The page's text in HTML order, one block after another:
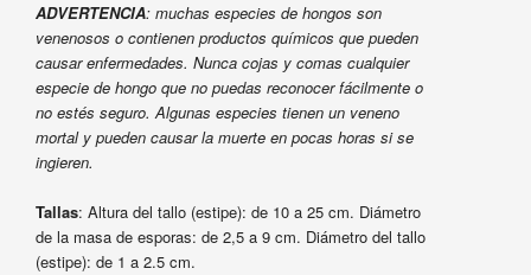
ADVERTENCIA: muchas especies de hongos son
venenosos o contienen productos químicos que pueden
causar enfermedades. Nunca cojas y comas cualquier
especie de hongo que no puedas reconocer fácilmente o
no estés seguro. Algunas especies tienen un veneno
mortal y pueden causar la muerte en pocas horas si se
ingieren.
Tallas: Altura del tallo (estipe): de 10 a 25 cm. Diámetro
de la masa de esporas: de 2,5 a 9 cm. Diámetro del tallo
(estipe): de 1 a 2.5 cm.